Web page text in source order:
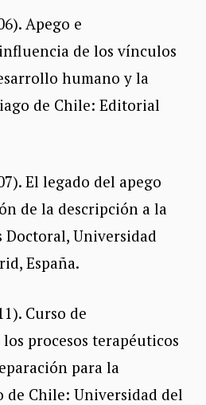
Apego e
de los vínculos
humano y la
de Chile: Editorial
El legado del apego
de la descripción a la
Universidad
España.
Curso de
procesos terapéuticos
para la
de Chile: Universidad del